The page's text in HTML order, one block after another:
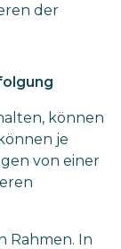
der
können
je
von einer
Rahmen. In